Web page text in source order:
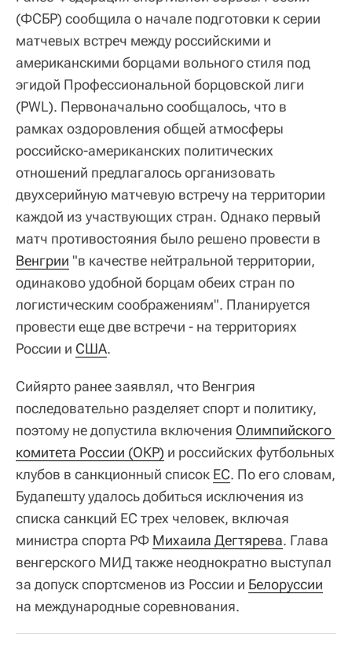
(ФСБР) сообщила о начале подготовки к серии
матчевых встреч между российскими и
американскими борцами вольного стиля под
эгидой Профессиональной борцовской лиги
(PWL). Первоначально сообщалось, что в
рамках оздоровления общей атмосферы
российско-американских политических
отношений предлагалось организовать
двухсерийную матчевую встречу на территории
каждой из участвующих стран. Однако первый
матч противостояния было решено провести в
Венгрии "в качестве нейтральной территории,
одинаково удобной борцам обеих стран по
логистическим соображениям". Планируется
провести еще две встречи - на территориях
России и США.
Сийярто ранее заявлял, что Венгрия
последовательно разделяет спорт и политику,
поэтому не допустила включения Олимпийского
комитета России (ОКР) и российских футбольных
клубов в санкционный список ЕС. По его словам,
Будапешту удалось добиться исключения из
списка санкций ЕС трех человек, включая
министра спорта РФ Михаила Дегтярева. Глава
венгерского МИД также неоднократно выступал
за допуск спортсменов из России и Белоруссии
на международные соревнования.